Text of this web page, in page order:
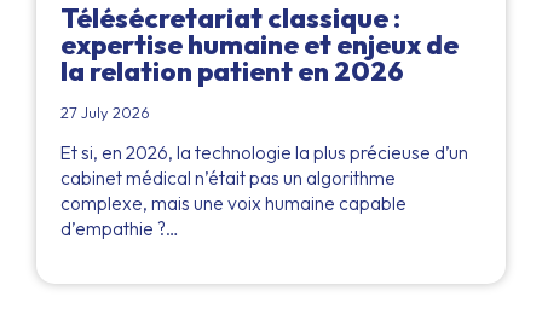
Télésécretariat classique :
expertise humaine et enjeux de
la relation patient en 2026
27 July 2026
Et si, en 2026, la technologie la plus précieuse d’un
cabinet médical n’était pas un algorithme
complexe, mais une voix humaine capable
d’empathie ?…